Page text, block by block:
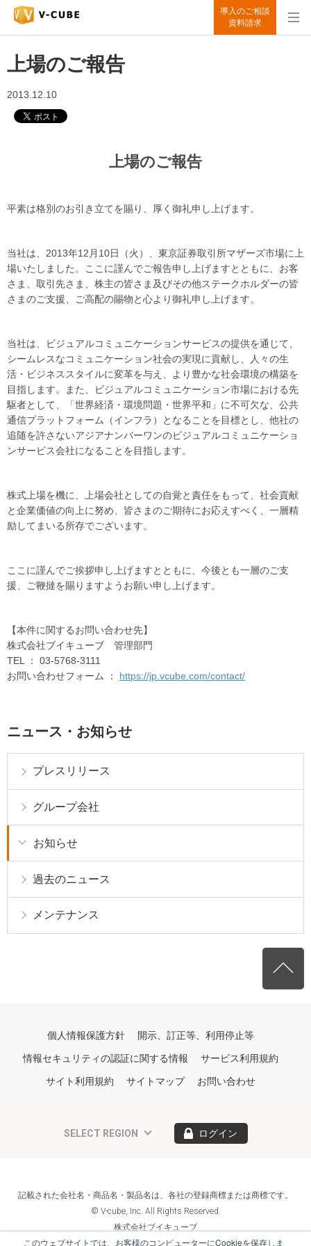
このウェブサイトでは、お客様のコンピューターにCookieを保存しま
導入のご相談
資料請求
上場のご報告
2013.12.10
上場のご報告
平素は格別のお引き立てを賜り、厚く御礼申し上げます。
当社は、2013年12月10日（火）、東京証券取引所マザーズ市場に上
場いたしました。ここに謹んでご報告申し上げますとともに、お客
さま、取引先さま、株主の皆さま及びその他ステークホルダーの皆
さまのご支援、ご高配の賜物と心より御礼申し上げます。
当社は、ビジュアルコミュニケーションサービスの提供を通じて、
シームレスなコミュニケーション社会の実現に貢献し、人々の生
活・ビジネススタイルに変革を与え、より豊かな社会環境の構築を
目指します。また、ビジュアルコミュニケーション市場における先
駆者として、「世界経済・環境問題・世界平和」に不可欠な、公共
通信プラットフォーム（インフラ）となることを目標とし、他社の
追随を許さないアジアナンバーワンのビジュアルコミュニケーショ
ンサービス会社になることを目指します。
株式上場を機に、上場会社としての自覚と責任をもって、社会貢献
と企業価値の向上に努め、皆さまのご期待にお応えすべく、一層精
励してまいる所存でございます。
ここに謹んでご挨拶申し上げますとともに、今後とも一層のご支
援、ご鞭撻を賜りますようお願い申し上げます。
【本件に関するお問い合わせ先】
株式会社ブイキューブ 管理部門
TEL ： 03-5768-3111
お問い合わせフォーム ： https://jp.vcube.com/contact/
ニュース・お知らせ
プレスリリース
グループ会社
お知らせ
過去のニュース
メンテナンス
個人情報保護方針 開示、訂正等、利用停止等
情報セキュリティの認証に関する情報 サービス利用規約
サイト利用規約 サイトマップ お問い合わせ
SELECT REGION ログイン
記載された会社名・商品名・製品名は、各社の登録商標または商標です。
© V-cube, Inc. All Rights Reserved.
株式会社ブイキューブ
Follow Us